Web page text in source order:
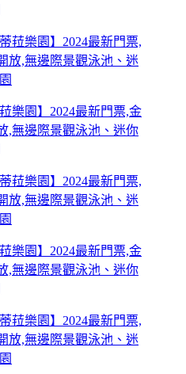
樂園】2024最新門票,金
,無邊際景觀泳池、迷你
樂園】2024最新門票,金
,無邊際景觀泳池、迷你